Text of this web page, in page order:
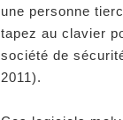
une personne
tapez au clavier
société de
2011).